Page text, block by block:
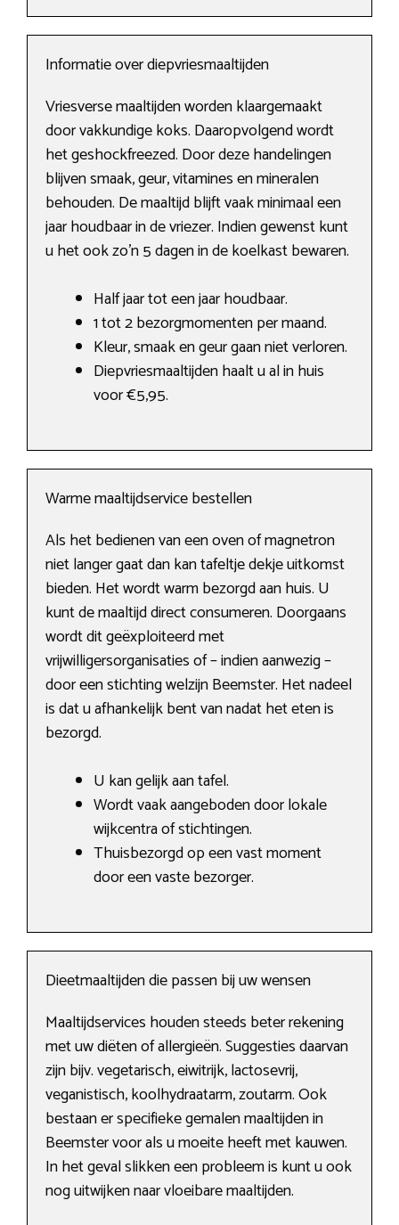
Informatie over diepvriesmaaltijden
Vriesverse maaltijden worden klaargemaakt
door vakkundige koks. Daaropvolgend wordt
het geshockfreezed. Door deze handelingen
blijven smaak, geur, vitamines en mineralen
behouden. De maaltijd blijft vaak minimaal een
jaar houdbaar in de vriezer. Indien gewenst kunt
u het ook zo’n 5 dagen in de koelkast bewaren.
Half jaar tot een jaar houdbaar.
1 tot 2 bezorgmomenten per maand.
Kleur, smaak en geur gaan niet verloren.
Diepvriesmaaltijden haalt u al in huis
voor €5,95.
Warme maaltijdservice bestellen
Als het bedienen van een oven of magnetron
niet langer gaat dan kan tafeltje dekje uitkomst
bieden. Het wordt warm bezorgd aan huis. U
kunt de maaltijd direct consumeren. Doorgaans
wordt dit geëxploiteerd met
vrijwilligersorganisaties of – indien aanwezig –
door een stichting welzijn Beemster. Het nadeel
is dat u afhankelijk bent van nadat het eten is
bezorgd.
U kan gelijk aan tafel.
Wordt vaak aangeboden door lokale
wijkcentra of stichtingen.
Thuisbezorgd op een vast moment
door een vaste bezorger.
Dieetmaaltijden die passen bij uw wensen
Maaltijdservices houden steeds beter rekening
met uw diëten of allergieën. Suggesties daarvan
zijn bijv. vegetarisch, eiwitrijk, lactosevrij,
veganistisch, koolhydraatarm, zoutarm. Ook
bestaan er specifieke gemalen maaltijden in
Beemster voor als u moeite heeft met kauwen.
In het geval slikken een probleem is kunt u ook
nog uitwijken naar vloeibare maaltijden.